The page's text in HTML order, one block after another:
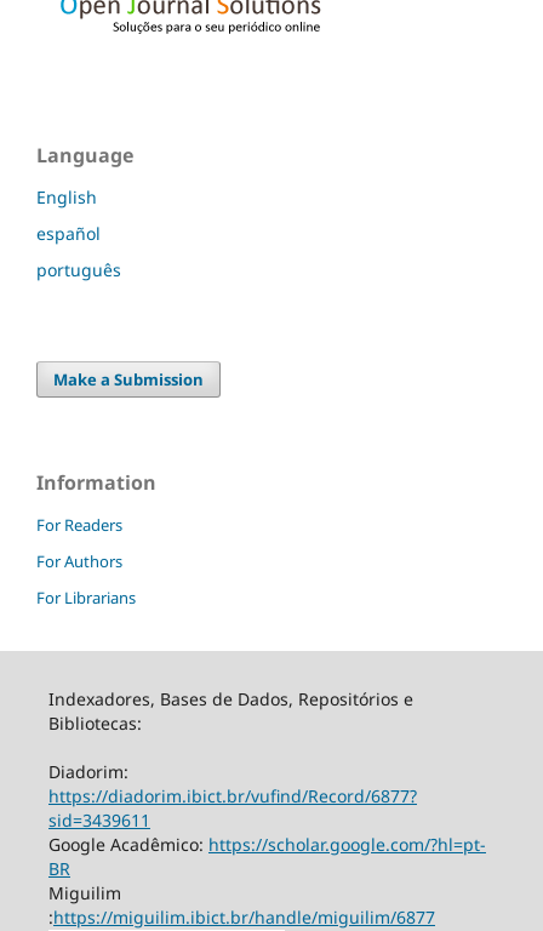
Language
English
español
português
Make a Submission
Information
For Readers
For Authors
For Librarians
Indexadores, Bases de Dados, Repositórios e
Bibliotecas:
Diadorim:
https://diadorim.ibict.br/vufind/Record/6877?
sid=3439611
Google Acadêmico: https://scholar.google.com/?hl=pt-
BR
Miguilim
:https://miguilim.ibict.br/handle/miguilim/6877